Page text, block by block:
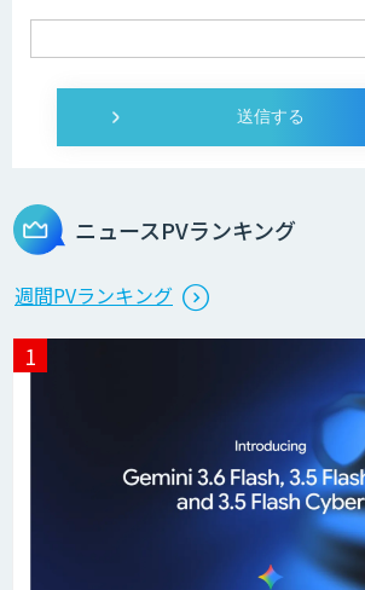
Web広告・SNS施策
営業特化型Dify導入支
ト開発
ニュースPVランキング
週間PVランキング